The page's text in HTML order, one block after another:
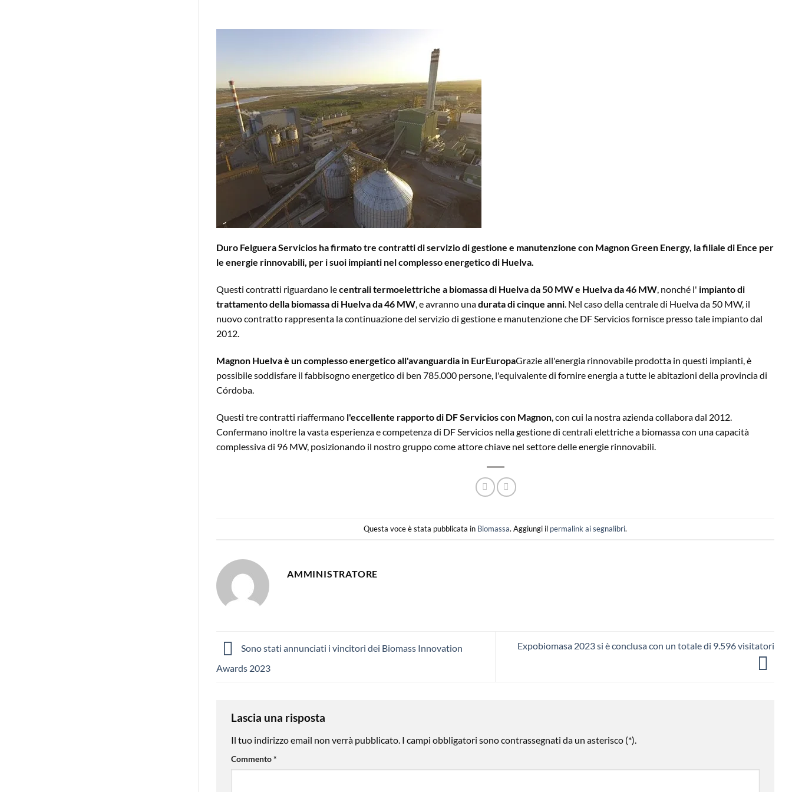
Duro Felguera Servicios ha firmato tre contratti di servizio di gestione e manutenzione con Magnon Green Energy, la filiale di Ence per
le energie rinnovabili, per i suoi impianti nel complesso energetico di Huelva.
Questi contratti riguardano lecentrali termoelettriche a biomassa di Huelva da 50 MW e Huelva da 46 MW, nonché l' impianto di
trattamento della biomassa di Huelva da 46 MW, e avranno unadurata di cinque anni. Nel caso della centrale di Huelva da 50 MW, il
nuovo contratto rappresenta la continuazione del servizio di gestione e manutenzione che DF Servicios fornisce presso tale impianto dal
2012.
Magnon Huelva è un complesso energetico all'avanguardia in EurEuropaGrazie all'energia rinnovabile prodotta in questi impianti, è
possibile soddisfare il fabbisogno energetico di ben 785.000 persone, l'equivalente di fornire energia a tutte le abitazioni della provincia di
Córdoba.
Questi tre contratti riaffermano l'eccellente rapporto di DF Servicios con Magnon , con cui la nostra azienda collabora dal 2012.
Confermano inoltre la vasta esperienza e competenza di DF Servicios nella gestione di centrali elettriche a biomassa con una capacità
complessiva di 96 MW, posizionando il nostro gruppo come attore chiave nel settore delle energie rinnovabili.
Questa voce è stata pubblicata in Biomassa. Aggiungi il permalink ai segnalibri.
AMMINISTRATORE
Sono stati annunciati i vincitori dei Biomass Innovation
Awards 2023
Expobiomasa 2023 si è conclusa con un totale di 9.596 visitatori
Lascia una risposta
Il tuo indirizzo email non verrà pubblicato. I campi obbligatori sono contrassegnati da un asterisco (*).
Commento*